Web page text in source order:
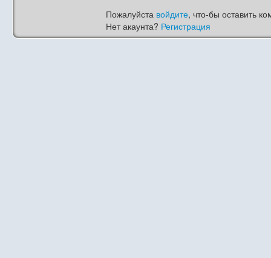
Пожалуйста войдите, что-бы оставить
Нет акаунта? Регистрация